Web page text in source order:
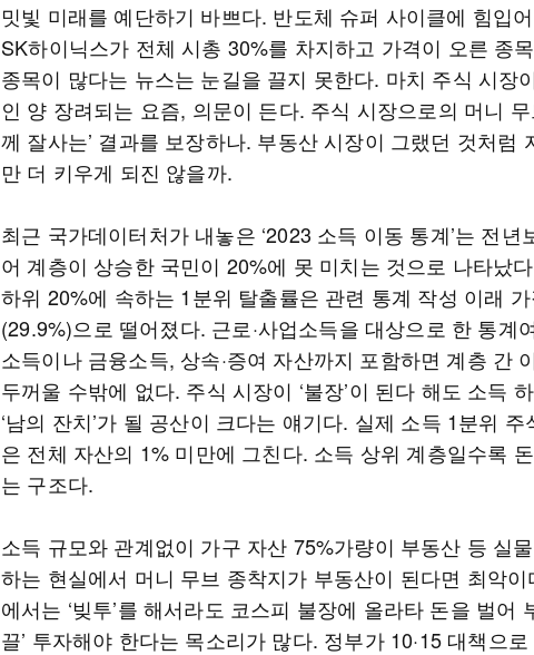
밋빛 미래를 예단하기 바쁘다. 반도체 슈퍼 사이클에 힘입
SK하이닉스가 전체 시총 30%를 차지하고 가격이 오른 종
종목이 많다는 뉴스는 눈길을 끌지 못한다. 마치 주식 시장
인 양 장려되는 요즘, 의문이 든다. 주식 시장으로의 머니 무
께 잘사는’ 결과를 보장하나. 부동산 시장이 그랬던 것처럼
만 더 키우게 되진 않을까.
최근 국가데이터처가 내놓은 ‘2023 소득 이동 통계’는 전년
어 계층이 상승한 국민이 20%에 못 미치는 것으로 나타났
하위 20%에 속하는 1분위 탈출률은 관련 통계 작성 이래
(29.9%)으로 떨어졌다. 근로·사업소득을 대상으로 한 통계
소득이나 금융소득, 상속·증여 자산까지 포함하면 계층 간
두꺼울 수밖에 없다. 주식 시장이 ‘불장’이 된다 해도 소득
‘남의 잔치’가 될 공산이 크다는 얘기다. 실제 소득 1분위 주
은 전체 자산의 1% 미만에 그친다. 소득 상위 계층일수록
는 구조다.
소득 규모와 관계없이 가구 자산 75%가량이 부동산 등 실
하는 현실에서 머니 무브 종착지가 부동산이 된다면 최악이
에서는 ‘빚투’를 해서라도 코스피 불장에 올라타 돈을 벌어
끌’ 투자해야 한다는 목소리가 많다. 정부가 10·15 대책으로